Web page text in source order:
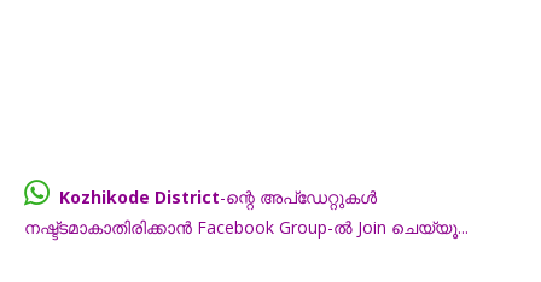
-ന്റെ അപ്ഡേറ്റുകൾ
നഷ്ട്ടമാകാതിരിക്കാൻ Facebook Group-ൽ Join ചെയ്യൂ...